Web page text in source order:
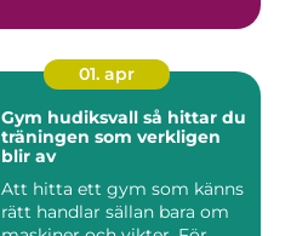
01. apr
Gym hudiksvall så hittar du
träningen som verkligen
blir av
Att hitta ett gym som känns
rätt handlar sällan bara om